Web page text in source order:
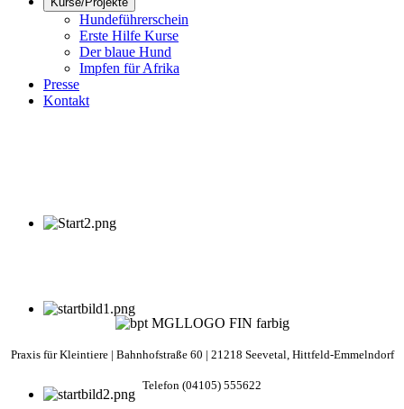
Hundeführerschein
Erste Hilfe Kurse
Der blaue Hund
Impfen für Afrika
Presse
Kontakt
Praxis für Kleintiere | Bahnhofstraße60 | 21218 Seevetal, Hittfeld-Emmelndorf
Telefon (04105) 555622